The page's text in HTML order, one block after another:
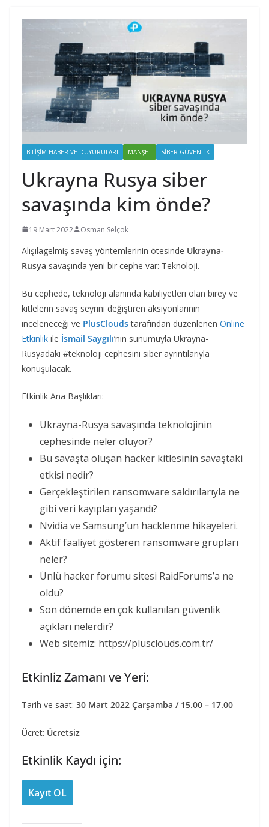
BILIŞIM HABER VE DUYURULARI MANŞET SIBER GÜVENLIK
Ukrayna Rusya siber
savaşında kim önde?
19 Mart 2022 Osman Selçok
Alışılagelmiş savaş yöntemlerinin ötesinde Ukrayna-
Rusya savaşında yeni bir cephe var: Teknoloji.
Bu cephede, teknoloji alanında kabiliyetleri olan birey ve
kitlelerin savaş seyrini değiştiren aksiyonlarının
inceleneceği ve PlusCloudstarafından düzenlenen Online
Etkinlik ile İsmail Saygılı‘nın sunumuyla Ukrayna-
Rusyadaki #teknoloji cephesini siber ayrıntılarıyla
konuşulacak.
Etkinlik Ana Başlıkları:
Ukrayna-Rusya savaşında teknolojinin
cephesinde neler oluyor?
Bu savaşta oluşan hacker kitlesinin savaştaki
etkisi nedir?
Gerçekleştirilen ransomware saldırılarıyla ne
gibi veri kayıpları yaşandı?
Nvidia ve Samsung’un hacklenme hikayeleri.
Aktif faaliyet gösteren ransomware grupları
neler?
Ünlü hacker forumu sitesi RaidForums’a ne
oldu?
Son dönemde en çok kullanılan güvenlik
açıkları nelerdir?
Web sitemiz: https://plusclouds.com.tr/
Etkinliz Zamanı ve Yeri:
Tarih ve saat: 30 Mart 2022 Çarşamba / 15.00 – 17.00
Ücret: Ücretsiz
Etkinlik Kaydı için:
Kayıt OL